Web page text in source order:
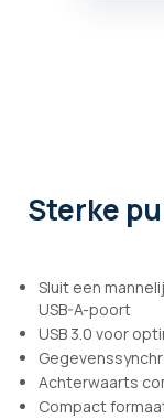
Sterke
Sluit een
USB-A-poort
USB 3.0 voor
Achterwaarts
Compact